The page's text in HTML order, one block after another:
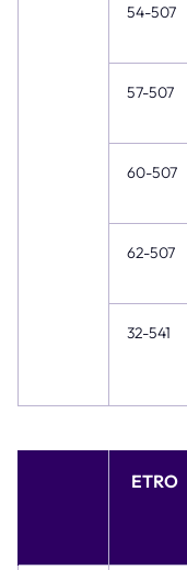
54-507
57-507
60-507
62-507
32-541
ETRO